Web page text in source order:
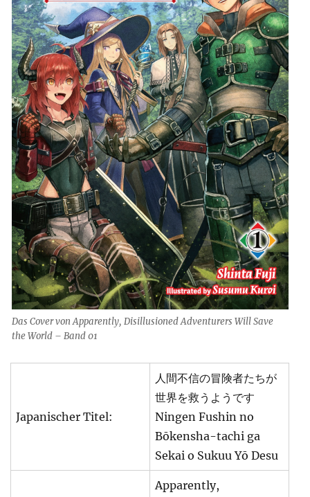
Das Cover von Apparently, Disillusioned Adventurers Will Save
the World – Band 01
Japanischer Titel:
人間不信の冒険者たちが
世界を救うようです
Ningen Fushin no
Bōkensha-tachi ga
Sekai o Sukuu Yō Desu
Apparently,